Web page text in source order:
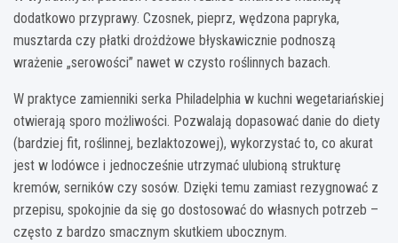
dodatkowo przyprawy. Czosnek, pieprz, wędzona papryka,
musztarda czy płatki drożdżowe błyskawicznie podnoszą
wrażenie „serowości” nawet w czysto roślinnych bazach.
W praktyce zamienniki serka Philadelphia w kuchni wegetariańskiej
otwierają sporo możliwości. Pozwalają dopasować danie do diety
(bardziej fit, roślinnej, bezlaktozowej), wykorzystać to, co akurat
jest w lodówce i jednocześnie utrzymać ulubioną strukturę
kremów, serników czy sosów. Dzięki temu zamiast rezygnować z
przepisu, spokojnie da się go dostosować do własnych potrzeb –
często z bardzo smacznym skutkiem ubocznym.